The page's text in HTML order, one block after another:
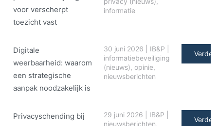
voor verscherpt
toezicht vast
informatie
Digitale
weerbaarheid: waarom
een strategische
aanpak noodzakelijk is
30 juni 2026 IB&P
informatiebeveiliging
(nieuws), opinie,
nieuwsberichten
Verder
Privacyschending bij
29 juni 2026 IB&P
nieuwsberichten,
Verder